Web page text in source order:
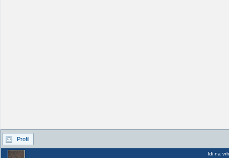
Profil
Idi na vrh